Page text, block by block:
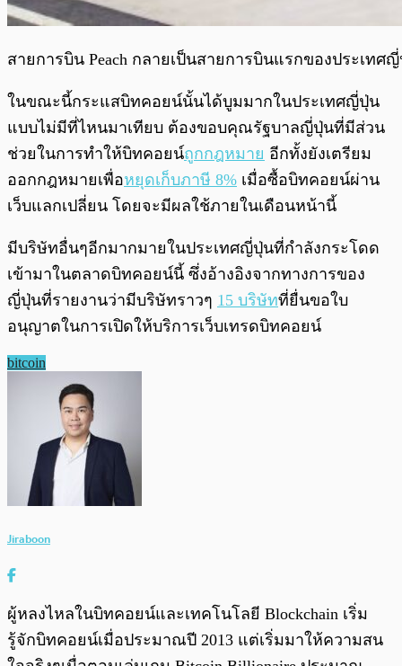
สายการบิน Peach กลายเป็นสายการบินแรกของประเท
ในขณะนี้กระแสบิทคอยน์นั้นได้บูมมากในประเทศญี่ปุ่น
แบบไม่มีที่ไหนมาเทียบ ต้องขอบคุณรัฐบาลญี่ปุ่นที่มีส่วน
ช่วยในการทำให้บิทคอยน์ถูกกฎหมาย อีกทั้งยังเตรียม
ออกกฎหมายเพื่อหยุดเก็บภาษี 8% เมื่อซื้อบิทคอยน์ผ่าน
เว็บแลกเปลี่ยน โดยจะมีผลใช้ภายในเดือนหน้านี้
มีบริษัทอื่นๆอีกมากมายในประเทศญี่ปุ่นที่กำลังกระโดด
เข้ามาในตลาดบิทคอยน์นี้ ซึ่งอ้างอิงจากทางการของ
ญี่ปุ่นที่รายงานว่ามีบริษัทราวๆ 15 บริษัทที่ยื่นขอใบ
อนุญาตในการเปิดให้บริการเว็บเทรดบิทคอยน์
bitcoin
Jiraboon
ผู้หลงไหลในบิทคอยน์และเทคโนโลยี Blockchain เริ่ม
รู้จักบิทคอยน์เมื่อประมาณปี 2013 แต่เริ่มมาให้ความสน